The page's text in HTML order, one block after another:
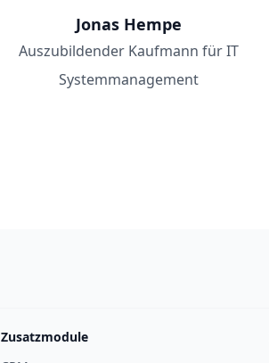
Jonas Hempe
Auszubildender Kaufmann für IT
Systemmanagement
Zusatzmodule